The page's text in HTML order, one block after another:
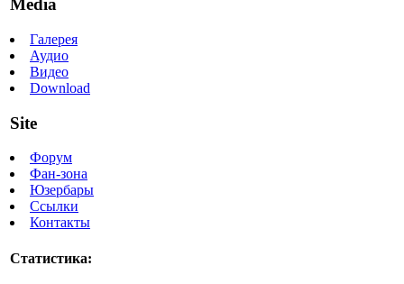
Media
Галерея
Аудио
Видео
Download
Site
Форум
Фан-зона
Юзербары
Ссылки
Контакты
Статистика: